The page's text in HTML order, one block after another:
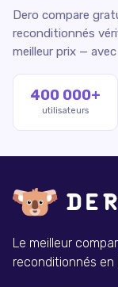
Dero compare
reconditionnés
meilleur prix —
400 000+
utilisateurs
Le meilleur
reconditionnés en